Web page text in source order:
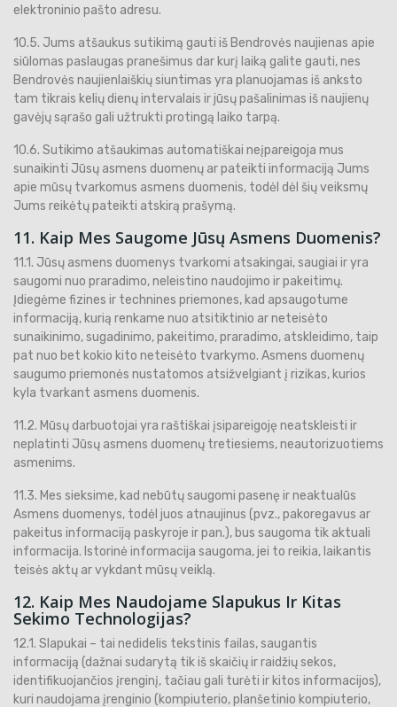
elektroninio pašto adresu.
10.5. Jums atšaukus sutikimą gauti iš Bendrovės naujienas apie
siūlomas paslaugas pranešimus dar kurį laiką galite gauti, nes
Bendrovės naujienlaiškių siuntimas yra planuojamas iš anksto
tam tikrais kelių dienų intervalais ir jūsų pašalinimas iš naujienų
gavėjų sąrašo gali užtrukti protingą laiko tarpą.
10.6. Sutikimo atšaukimas automatiškai neįpareigoja mus
sunaikinti Jūsų asmens duomenų ar pateikti informaciją Jums
apie mūsų tvarkomus asmens duomenis, todėl dėl šių veiksmų
Jums reikėtų pateikti atskirą prašymą.
11. Kaip Mes Saugome Jūsų Asmens Duomenis?
11.1. Jūsų asmens duomenys tvarkomi atsakingai, saugiai ir yra
saugomi nuo praradimo, neleistino naudojimo ir pakeitimų.
Įdiegėme fizines ir technines priemones, kad apsaugotume
informaciją, kurią renkame nuo atsitiktinio ar neteisėto
sunaikinimo, sugadinimo, pakeitimo, praradimo, atskleidimo, taip
pat nuo bet kokio kito neteisėto tvarkymo. Asmens duomenų
saugumo priemonės nustatomos atsižvelgiant į rizikas, kurios
kyla tvarkant asmens duomenis.
11.2. Mūsų darbuotojai yra raštiškai įsipareigoję neatskleisti ir
neplatinti Jūsų asmens duomenų tretiesiems, neautorizuotiems
asmenims.
11.3. Mes sieksime, kad nebūtų saugomi pasenę ir neaktualūs
Asmens duomenys, todėl juos atnaujinus (pvz., pakoregavus ar
pakeitus informaciją paskyroje ir pan.), bus saugoma tik aktuali
informacija. Istorinė informacija saugoma, jei to reikia, laikantis
teisės aktų ar vykdant mūsų veiklą.
12. Kaip Mes Naudojame Slapukus Ir Kitas
Sekimo Technologijas?
12.1. Slapukai – tai nedidelis tekstinis failas, saugantis
informaciją (dažnai sudarytą tik iš skaičių ir raidžių sekos,
identifikuojančios įrenginį, tačiau gali turėti ir kitos informacijos),
kuri naudojama įrenginio (kompiuterio, planšetinio kompiuterio,